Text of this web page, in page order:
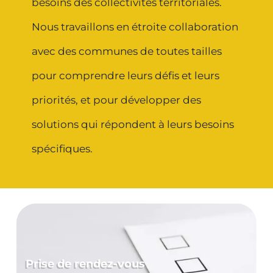
Nous travaillons en étroite collaboration
avec des communes de toutes tailles
pour comprendre leurs défis et leurs
priorités, et pour développer des
solutions qui répondent à leurs besoins
spécifiques.
Prise de rendez-vous